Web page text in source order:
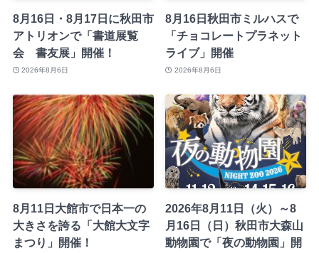
8月16日・8月17日に秋田市
アトリオンで「書道展覧
会 書友展」開催！
2026年8月6日
8月16日秋田市ミルハスで
「チョコレートプラネット
ライブ」開催
2026年8月6日
8月11日大館市で日本一の
大きさを誇る「大館大文字
まつり」開催！
2026年8月11日（火）～8
月16日（日）秋田市大森山
動物園で「夜の動物園」開